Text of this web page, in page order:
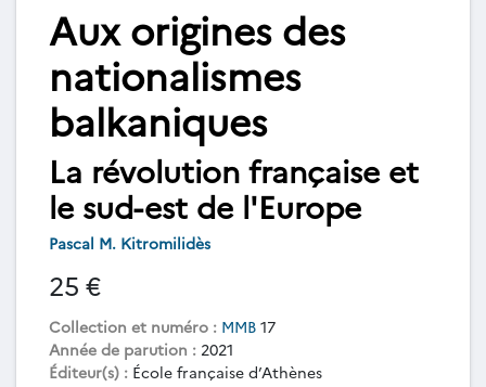
Aux origines des
nationalismes
balkaniques
La révolution française et
le sud-est de l'Europe
Pascal M. Kitromilidès
25 €
Collection et numéro : MMB 17
Année de parution : 2021
Éditeur(s) : École française d’Athènes